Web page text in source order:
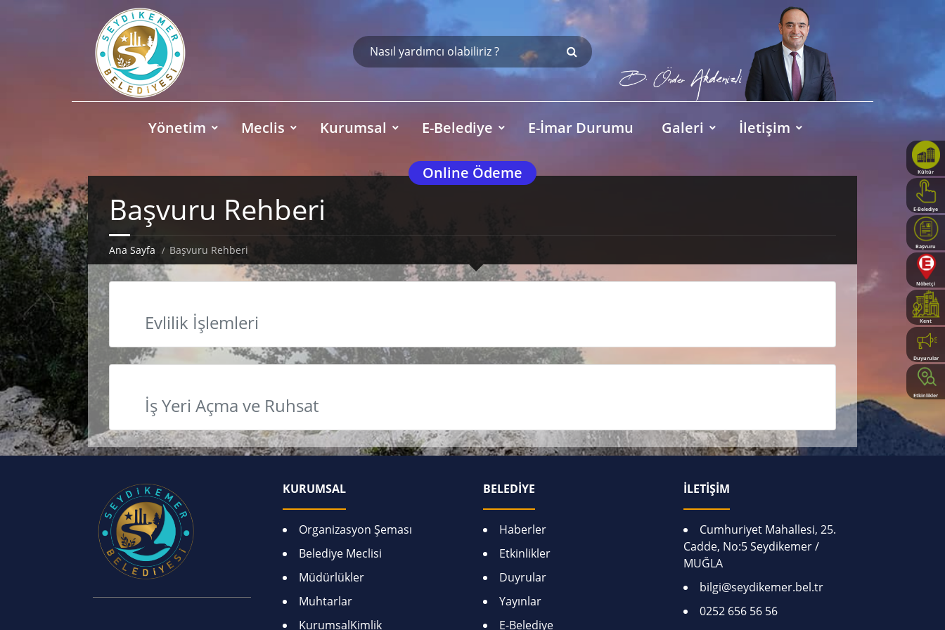
Yönetim Meclis Kurumsal E-Belediye E-İmar Durumu Galeri İletişim
Online Ödeme
Kültür
Haritası
E-Belediye
Başvuru
Rehberi
Nöbetçi
Eczaneler
Kent
Rehberi
Duyurular
Etkinlikler
Başvuru Rehberi
Ana Sayfa Başvuru Rehberi
Evlilik İşlemleri
İş Yeri Açma ve Ruhsat
KURUMSAL
Organizasyon Şeması
Belediye Meclisi
Müdürlükler
Muhtarlar
KurumsalKimlik
BELEDİYE
Haberler
Etkinlikler
Duyrular
Yayınlar
E-Belediye
İLETİŞİM
Cumhuriyet Mahallesi, 25.
Cadde, No:5 Seydikemer /
MUĞLA
bilgi@seydikemer.bel.tr
0252 656 56 56